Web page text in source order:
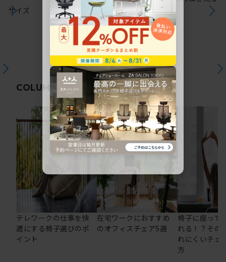
サイズ
COLUMN 関連コラム
テレワークの仕事を快
適にする椅子選びのポ
イント
在宅ワークにおすすめ
のオフィスチェア5選
椅子に座って
れる！？その
れにくいチェ
方